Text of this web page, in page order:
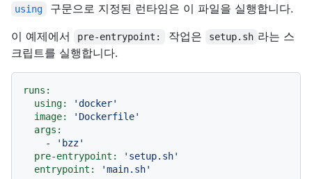
using
구문으로 지정된 런타임은 이 파일을 실행합니다.
이 예제에서
pre-entrypoint: 작업은 setup.sh 라는 스
크립트를 실행합니다.
runs:
using:
'docker'
image:
'Dockerfile'
args:
-
'bzz'
pre-entrypoint:
'setup.sh'
entrypoint:
'main.sh'